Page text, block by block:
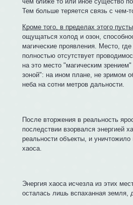
Тем больше теряется связь с чем-
Кроме того, в пределах этого
ощущаться холод и озон,
магические проявления. Место,
полностью отсутствует
на это место "магическим
зоной": на ином плане, не зримом
неба на сотни метров дальности.
После вторжения в реальность
последствии взорвался энергией
реальности объекты, и
хаоса.
Энергия хаоса исчезла из этих
осталась лишь вспаханная земля,